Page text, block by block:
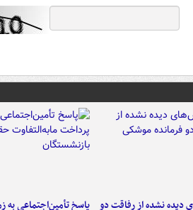
نشده از رفاقت دو پاسخ تأمین‌اجتماعی به